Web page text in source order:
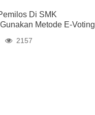
Di SMK
Metode E-Voting
2157